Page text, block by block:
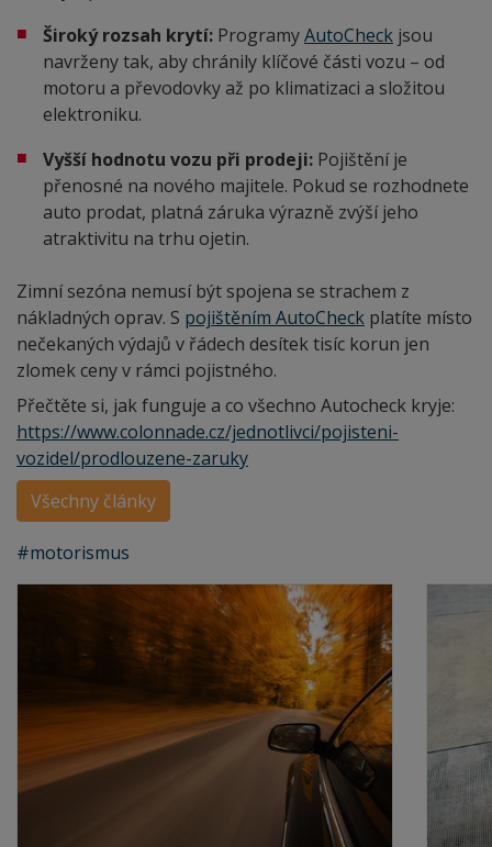
Široký rozsah krytí: ProgramyAutoCheck jsou
navrženy tak, aby chránily klíčové části vozu – od
motoru a převodovky až po klimatizaci a složitou
elektroniku.
Vyšší hodnotu vozu při prodeji: Pojištění je
přenosné na nového majitele. Pokud se rozhodnete
auto prodat, platná záruka výrazně zvýší jeho
atraktivitu na trhu ojetin.
Zimní sezóna nemusí být spojena se strachem z
nákladných oprav. S pojištěním AutoCheck platíte místo
nečekaných výdajů v řádech desítek tisíc korun jen
zlomek ceny v rámci pojistného.
Přečtěte si, jak funguje a co všechno Autocheck kryje:
https://www.colonnade.cz/jednotlivci/pojisteni-
vozidel/prodlouzene-zaruky
Všechny články
#motorismus